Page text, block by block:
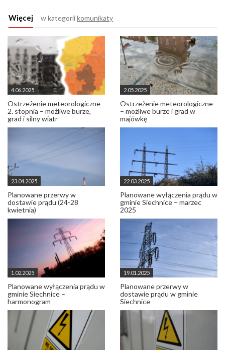
Więcej w kategoriikomunikaty
4.06.2025
Ostrzeżenie meteorologiczne
2. stopnia – możliwe burze,
grad i silny wiatr
2.05.2025
Ostrzeżenie meteorologiczne
– możliwe burze i grad w
majówkę
23.04.2025
Planowane przerwy w
dostawie prądu (24-28
kwietnia)
22.03.2025
Planowane wyłączenia prądu w
gminie Siechnice – marzec
2025
1.02.2025
Planowane wyłączenia prądu w
gminie Siechnice –
harmonogram
19.01.2025
Planowane przerwy w
dostawie prądu w gminie
Siechnice